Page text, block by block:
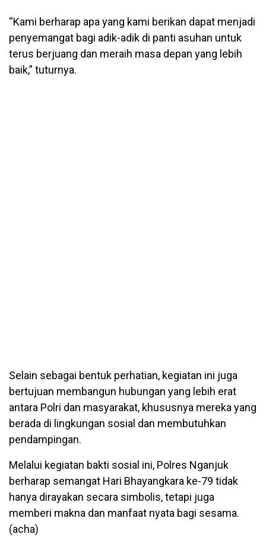
“Kami berharap apa yang kami berikan dapat menjadi
penyemangat bagi adik-adik di panti asuhan untuk
terus berjuang dan meraih masa depan yang lebih
baik,” tuturnya.
Selain sebagai bentuk perhatian, kegiatan ini juga
bertujuan membangun hubungan yang lebih erat
antara Polri dan masyarakat, khususnya mereka yang
berada di lingkungan sosial dan membutuhkan
pendampingan.
Melalui kegiatan bakti sosial ini, Polres Nganjuk
berharap semangat Hari Bhayangkara ke-79 tidak
hanya dirayakan secara simbolis, tetapi juga
memberi makna dan manfaat nyata bagi sesama.
(acha)